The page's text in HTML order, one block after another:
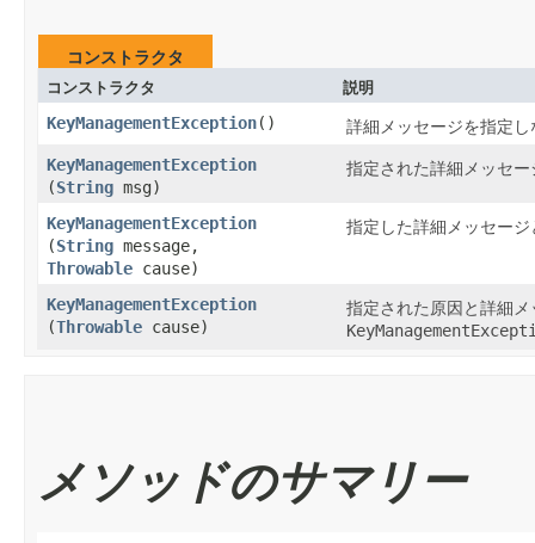
コンストラクタ
コンストラクタ 説明
KeyManagementException()
詳細メッセージを指定
KeyManagementException
(String msg)
指定された詳細メッセ
KeyManagementException
(String message,
Throwable cause)
指定した詳細メッセー
KeyManagementException
(Throwable cause)
指定された原因と詳細メ
メソッドのサマリー